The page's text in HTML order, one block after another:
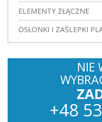
ELEMENTY ZŁĄCZNE
OSŁONKI I ZAŚLEPKI
NIE
+48